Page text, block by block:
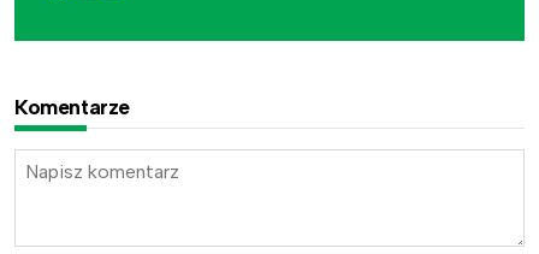
Komentarze